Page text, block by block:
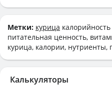
Метки: курица
питательная ценность,
курица, калории, нутриенты,
Калькуляторы